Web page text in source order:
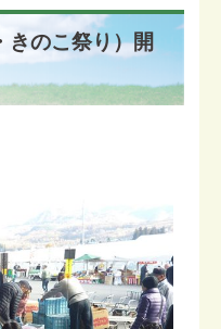
きのこ祭り）開